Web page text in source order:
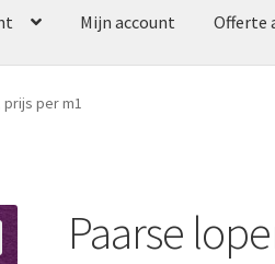
Mijn account Offerte
Offerte aanvraag
per m1
Paarse